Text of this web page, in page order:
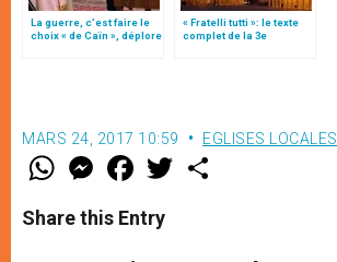
La guerre, c’est faire le
choix « de Caïn », déplore
« Fratelli tutti »: le texte
complet de la 3e
MARS 24, 2017 10:59 EGLISES LOCALES
W
t
s
M
e
s
e
F
a
e
b
w
Share this Entry